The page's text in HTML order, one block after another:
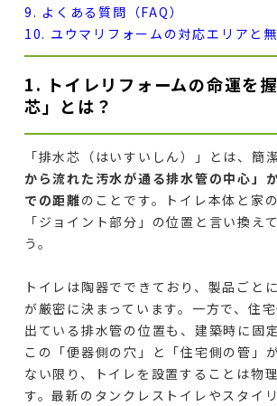
9. よくある質問（FAQ）
10. ユウマリフォームの対応エリアと
1. トイレリフォームの命運を
芯」とは？
「排水芯（はいすいしん）」とは、簡
から流れた汚水が通る排水管の中心」
での距離のことです。トイレ本体と家
「ジョイント部分」の位置と言い換え
う。
トイレは陶器でできており、製品ごと
が厳密に決まっています。一方で、住
出ている排水管の位置も、建築時に固
この「便器側の穴」と「住宅側の管」
ない限り、トイレを設置することは物
す。最新のタンクレストイレやスタイ